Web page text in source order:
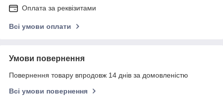
Оплата за реквізитами
Всі умови оплати
Умови повернення
Повернення товару впродовж 14 днів за домовленістю
Всі умови повернення